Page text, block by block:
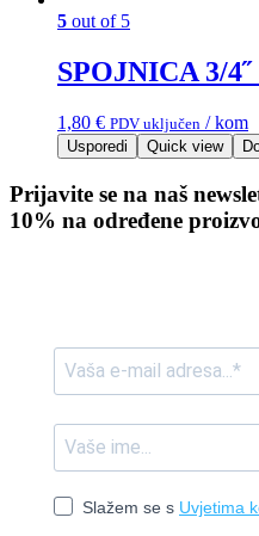
5 out of 5
SPOJNICA 3/
1,80 € PDV uključen / kom
Usporedi Quick view
Prijavite se na naš
10% na određene
Slažem se s Uvjetima